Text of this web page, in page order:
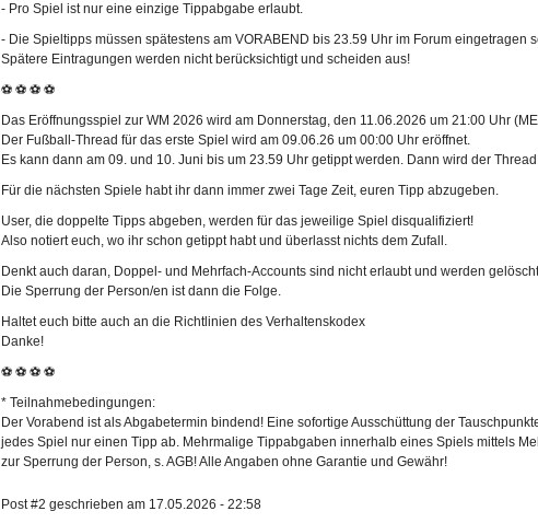
- Pro Spiel ist nur eine einzige Tippabgabe erlaubt.
- Die Spieltipps müssen spätestens am VORABEND bis 23.59 Uhr im Forum eingetragen
Spätere Eintragungen werden nicht berücksichtigt und scheiden aus!
⚽ ⚽ ⚽ ⚽
Das Eröffnungsspiel zur WM 2026 wird am Donnerstag, den 11.06.2026 um 21:00 Uhr
Der Fußball-Thread für das erste Spiel wird am 09.06.26 um 00:00 Uhr eröffnet.
Es kann dann am 09. und 10. Juni bis um 23.59 Uhr getippt werden. Dann wird der
Für die nächsten Spiele habt ihr dann immer zwei Tage Zeit, euren Tipp abzugeben.
User, die doppelte Tipps abgeben, werden für das jeweilige Spiel disqualifiziert!
Also notiert euch, wo ihr schon getippt habt und überlasst nichts dem Zufall.
Denkt auch daran, Doppel- und Mehrfach-Accounts sind nicht erlaubt und werden
Die Sperrung der Person/en ist dann die Folge.
Haltet euch bitte auch an die Richtlinien des Verhaltenskodex
Danke!
⚽ ⚽ ⚽ ⚽
* Teilnahmebedingungen:
Der Vorabend ist als Abgabetermin bindend! Eine sofortige Ausschüttung der
jedes Spiel nur einen Tipp ab. Mehrmalige Tippabgaben innerhalb eines Spiels mittels
zur Sperrung der Person, s. AGB! Alle Angaben ohne Garantie und Gewähr!
Post #2 geschrieben am 17.05.2026 - 22:58